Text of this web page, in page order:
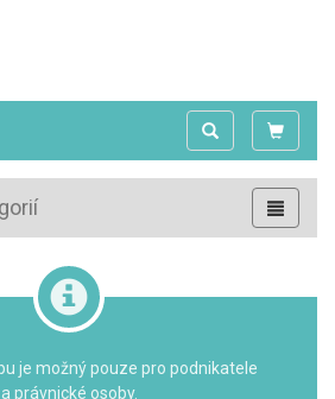
je možný pouze pro podnikatele
a právnické osoby.